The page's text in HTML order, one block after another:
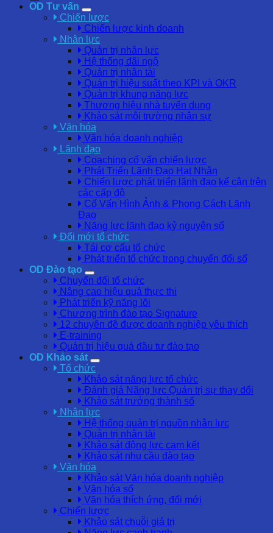
OD Tư vấn
Chiến lược
Chiến lược kinh doanh
Nhân lực
Quản trị nhân lực
Hệ thống đãi ngộ
Quản trị nhân tài
Quản trị hiệu suất theo KPI và OKR
Quản trị khung năng lực
Thương hiệu nhà tuyển dụng
Khảo sát môi trường nhân sự
Văn hóa
Văn hóa doanh nghiệp
Lãnh đạo
Coaching cố vấn chiến lược
Phát Triển Lãnh Đạo Hạt Nhân
Chiến lược phát triển lãnh đạo kế cận trên
các cấp độ
Cố Vấn Hình Ảnh & Phong Cách Lãnh
Đạo
Năng lực lãnh đạo kỷ nguyên số
Đổi mới tổ chức
Tái cơ cấu tổ chức
Phát triển tổ chức trong chuyển đổi số
OD Đào tạo
Chuyển đổi tổ chức
Nâng cao hiệu quả thực thi
Phát triển kỹ năng lõi
Chương trình đào tạo Signature
12 chuyên đề được doanh nghiệp yêu thích
E-training
Quản trị hiệu quả đầu tư đào tạo
OD Khảo sát
Tổ chức
Khảo sát năng lực tổ chức
Đánh giá Năng lực Quản trị sự thay đổi
Khảo sát trưởng thành số
Nhân lực
Hệ thống quản trị nguồn nhân lực
Quản trị nhân tài
Khảo sát động lực cam kết
Khảo sát nhu cầu đào tạo
Văn hóa
Khảo sát Văn hóa doanh nghiệp
Văn hóa số
Văn hóa thích ứng, đổi mới
Chiến lược
Khảo sát chuỗi giá trị